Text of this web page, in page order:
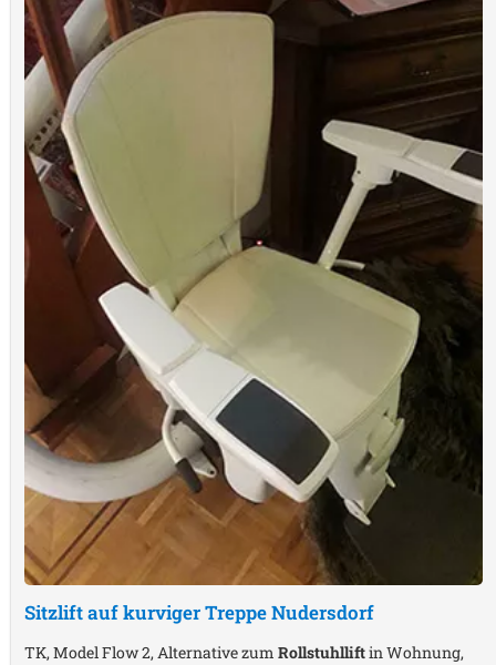
Sitzlift auf kurviger TreppeNudersdorf
TK, Model Flow 2, Alternative zum Rollstuhlliftin Wohnung,